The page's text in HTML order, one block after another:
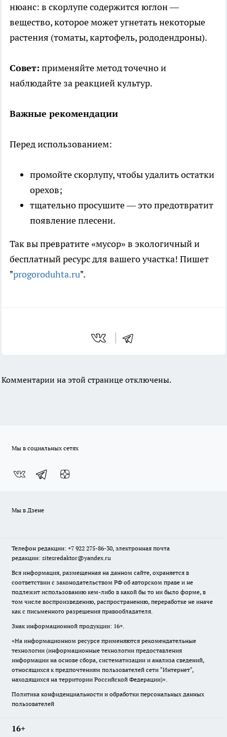
нюанс: в скорлупе содержится юглон —
вещество, которое может угнетать некоторые
растения (томаты, картофель, рододендроны).
Совет: применяйте метод точечно и
наблюдайте за реакцией культур.
Важные рекомендации
Перед использованием:
промойте скорлупу, чтобы удалить остатки
орехов;
тщательно просушите — это предотвратит
появление плесени.
Так вы превратите «мусор» в экологичный и
бесплатный ресурс для вашего участка! Пишет
"progoroduhta.ru".
Комментарии на этой странице отключены.
Мы в социальных сетях
Мы в Дзене
Телефон редакции: +7 922 275-86-30, электронная почта
редакции: sitesredaktor@yandex.ru
Вся информация, размещенная на данном сайте, охраняется в
соответствии с законодательством РФ об авторском праве и не
подлежит использованию кем-либо в какой бы то ни было форме, в
том числе воспроизведению, распространению, переработке не иначе
как с письменного разрешения правообладателя.
Знак информационной продукции: 16+.
«На информационном ресурсе применяются рекомендательные
технологии (информационные технологии предоставления
информации на основе сбора, систематизации и анализа сведений,
относящихся к предпочтениям пользователей сети "Интернет",
находящихся на территории Российской Федерации)».
Политика конфиденциальности и обработки персональных данных
пользователей
16+